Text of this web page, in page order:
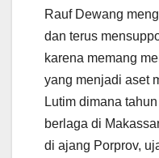
Rauf Dewang
dan terus
karena memang
yang menjadi aset
Lutim dimana
berlaga di
di ajang Porprov,